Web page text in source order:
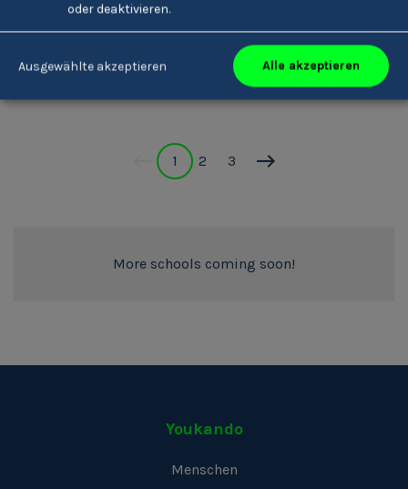
Fallmerayer'
GYMME – Gymnasien
Meran
1 2 3
More schools coming soon!
Youkando
Menschen
oder deaktivieren.
Ausgewählte akzeptieren Alle akzeptieren